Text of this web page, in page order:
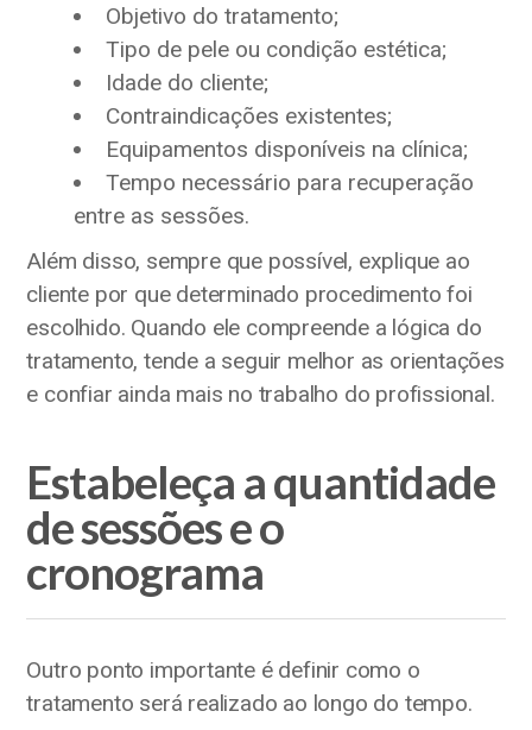
Objetivo do tratamento;
Tipo de pele ou condição estética;
Idade do cliente;
Contraindicações existentes;
Equipamentos disponíveis na clínica;
Tempo necessário para recuperação
entre as sessões.
Além disso, sempre que possível, explique ao
cliente por que determinado procedimento foi
escolhido. Quando ele compreende a lógica do
tratamento, tende a seguir melhor as orientações
e confiar ainda mais no trabalho do profissional.
Estabeleça a quantidade
de sessões e o
cronograma
Outro ponto importante é definir como o
tratamento será realizado ao longo do tempo.